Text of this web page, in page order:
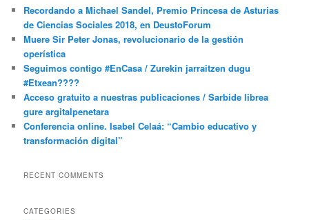
Recordando a Michael Sandel, Premio Princesa de Asturias
de Ciencias Sociales 2018, en DeustoForum
Muere Sir Peter Jonas, revolucionario de la gestión
operística
Seguimos contigo #EnCasa / Zurekin jarraitzen dugu
#Etxean????
Acceso gratuito a nuestras publicaciones / Sarbide librea
gure argitalpenetara
Conferencia online. Isabel Celaá: “Cambio educativo y
transformación digital”
RECENT COMMENTS
CATEGORIES